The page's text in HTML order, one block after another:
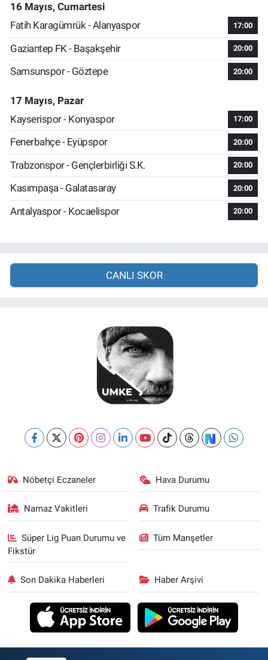
16 Mayıs, Cumartesi
Fatih Karagümrük - Alanyaspor
17:00
Gaziantep FK - Başakşehir 20:00
Samsunspor - Göztepe 20:00
17 Mayıs, Pazar
Kayserispor - Konyaspor
17:00
Fenerbahçe - Eyüpspor 20:00
Trabzonspor - Gençlerbirliği S.K. 20:00
Kasımpaşa - Galatasaray 20:00
Antalyaspor - Kocaelispor 20:00
CANLI SKOR
Nöbetçi Eczaneler Hava Durumu
Namaz Vakitleri Trafik Durumu
Süper Lig Puan Durumu ve
Fikstür
Tüm Manşetler
Son Dakika Haberleri Haber Arşivi